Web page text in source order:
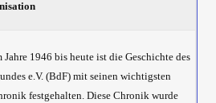
Jahre 1946 bis heute ist die Geschichte des
e.V. (BdF) mit seinen wichtigsten
festgehalten. Diese Chronik wurde